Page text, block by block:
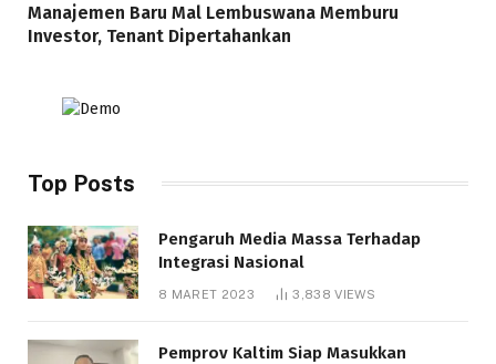
Manajemen Baru Mal Lembuswana Memburu
Investor, Tenant Dipertahankan
Top Posts
Pengaruh Media Massa Terhadap
Integrasi Nasional
8 MARET 2023 3,838VIEWS
Pemprov Kaltim Siap Masukkan